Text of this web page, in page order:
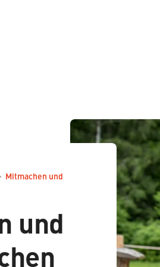
Mitmachen und
und